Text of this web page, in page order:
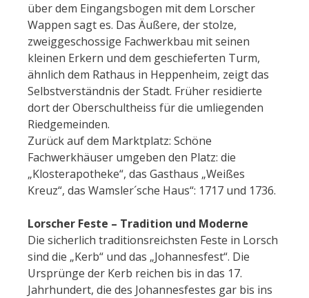
über dem Eingangsbogen mit dem Lorscher
Wappen sagt es. Das Äußere, der stolze,
zweiggeschossige Fachwerkbau mit seinen
kleinen Erkern und dem geschieferten Turm,
ähnlich dem Rathaus in Heppenheim, zeigt das
Selbstverständnis der Stadt. Früher residierte
dort der Oberschultheiss für die umliegenden
Riedgemeinden.
Zurück auf dem Marktplatz: Schöne
Fachwerkhäuser umgeben den Platz: die
„Klosterapotheke“, das Gasthaus „Weißes
Kreuz“, das Wamsler´sche Haus“: 1717 und 1736.
Lorscher Feste – Tradition und Moderne
Die sicherlich traditionsreichsten Feste in Lorsch
sind die „Kerb“ und das „Johannesfest“. Die
Ursprünge der Kerb reichen bis in das 17.
Jahrhundert, die des Johannesfestes gar bis ins